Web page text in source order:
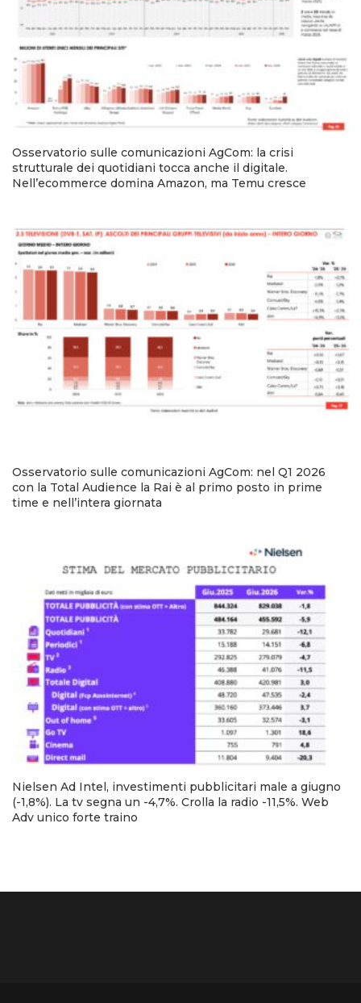
Osservatorio sulle comunicazioni AgCom: la crisi
strutturale dei quotidiani tocca anche il digitale.
Nell’ecommerce domina Amazon, ma Temu cresce
Osservatorio sulle comunicazioni AgCom: nel Q1 2026
con la Total Audience la Rai è al primo posto in prime
time e nell’intera giornata
Nielsen Ad Intel, investimenti pubblicitari male a giugno
(-1,8%). La tv segna un -4,7%. Crolla la radio -11,5%. Web
Adv unico forte traino